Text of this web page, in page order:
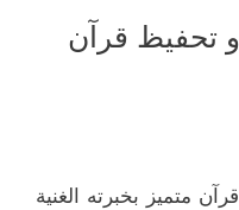
تحفيظ قرآن
متميز بخبرته الغنية